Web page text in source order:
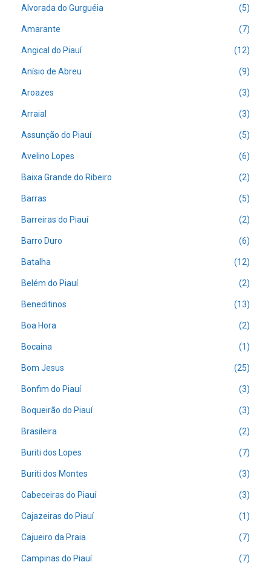
Alvorada do Gurguéia (5)
Amarante (7)
Angical do Piauí (12)
Anísio de Abreu (9)
Aroazes (3)
Arraial (3)
Assunção do Piauí (5)
Avelino Lopes (6)
Baixa Grande do Ribeiro (2)
Barras (5)
Barreiras do Piauí (2)
Barro Duro (6)
Batalha (12)
Belém do Piauí (2)
Beneditinos (13)
Boa Hora (2)
Bocaina (1)
Bom Jesus (25)
Bonfim do Piauí (3)
Boqueirão do Piauí (3)
Brasileira (2)
Buriti dos Lopes (7)
Buriti dos Montes (3)
Cabeceiras do Piauí (3)
Cajazeiras do Piauí (1)
Cajueiro da Praia (7)
Campinas do Piauí (7)